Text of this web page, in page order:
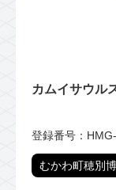
カムイサウル
登録番号：
むかわ町穂別